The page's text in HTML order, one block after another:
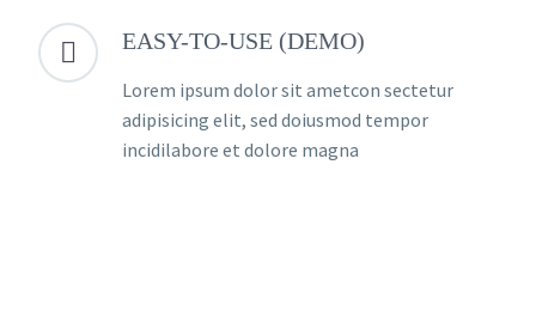

 EASY-TO-USE (DEMO)
Lorem ipsum dolor sit ametcon sectetur
adipisicing elit, sed doiusmod tempor
incidilabore et dolore magna